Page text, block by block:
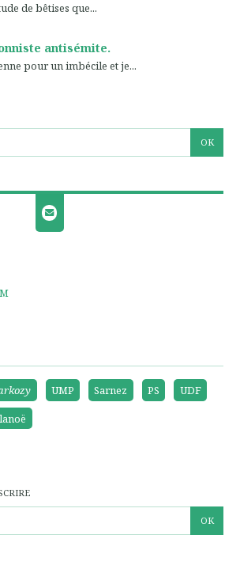
de bêtises que...
antisémite.
pour un imbécile et je...
UMP Sarnez PS
UDF